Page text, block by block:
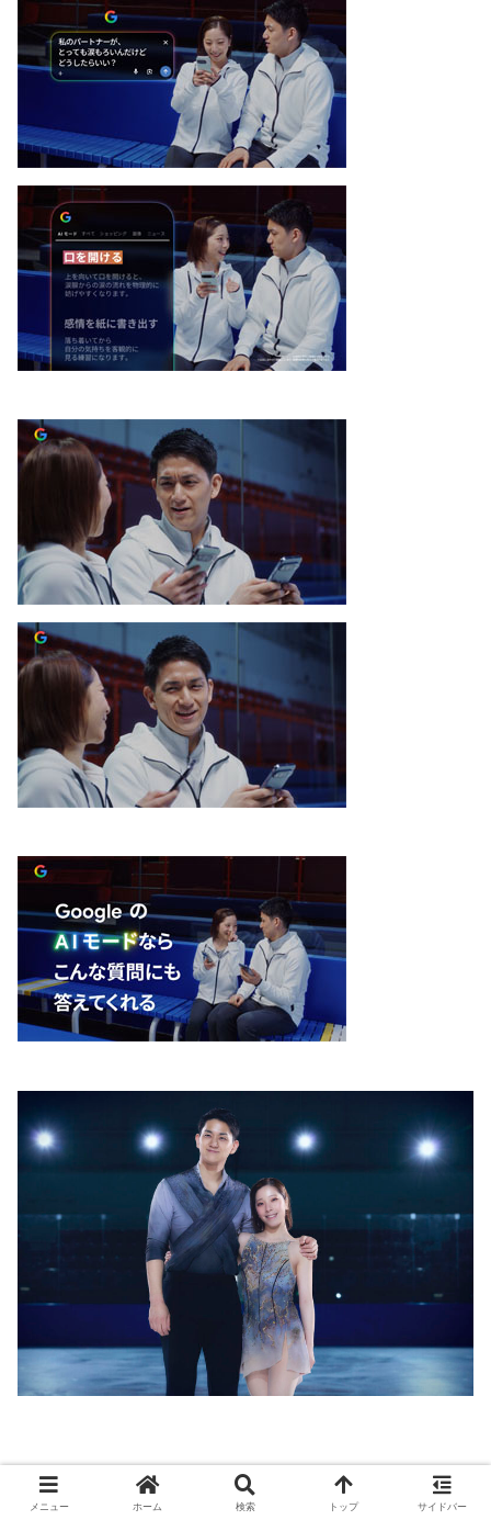
LIFE & CULTURE フィギュアスケート
ペア
メニュー ホーム 検索 トップ サイドバー